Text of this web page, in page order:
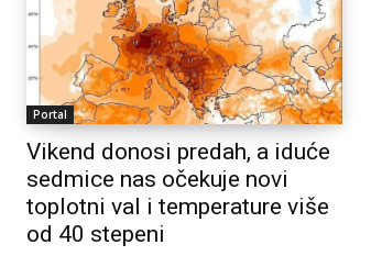
Portal
Vikend donosi predah, a iduće
sedmice nas očekuje novi
toplotni val i temperature više
od 40 stepeni